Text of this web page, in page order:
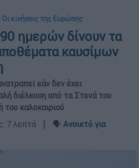
Οι κινήσεις της Ευρώπης
ημερών δίνουν τα
καυσίμων
εάν δεν έχει
διέλευση από τα Στενά του
καλοκαιριού
7 λεπτά ┋ 🗣️ Ανοικτό για